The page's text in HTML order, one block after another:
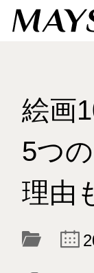
絵画
5つ
理由
c d